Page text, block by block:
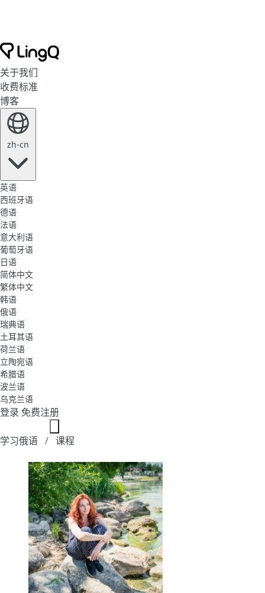
关于我们
收费标准
博客
zh-cn
英语
西班牙语
德语
法语
意大利语
葡萄牙语
日语
简体中文
繁体中文
韩语
俄语
瑞典语
土耳其语
荷兰语
立陶宛语
希腊语
波兰语
乌克兰语
登录 免费注册
学习俄语 课程